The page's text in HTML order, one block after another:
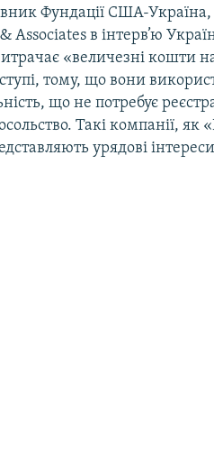
Фундації США-Україна,
Associates в інтерв’ю
«величезні кошти
тому, що вони
що не потребує
Такі компанії, як
урядові